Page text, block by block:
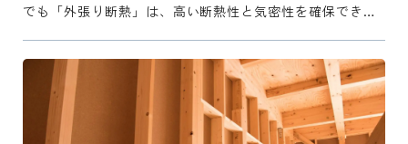
でも「外張り断熱」は、高い断熱性と気密性を確保できる
意点はあ ...